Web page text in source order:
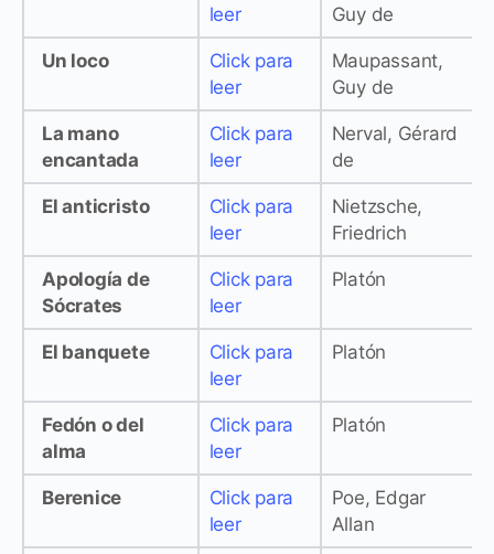
leer
Guy de
Un loco
Click para
leer
Maupassant,
Guy de
La mano
encantada
Click para
leer
Nerval, Gérard
de
El anticristo
Click para
leer
Nietzsche,
Friedrich
Apología de
Sócrates
Click para
leer
Platón
El banquete
Click para
leer
Platón
Fedón o del
alma
Click para
leer
Platón
Berenice
Click para
leer
Poe, Edgar
Allan